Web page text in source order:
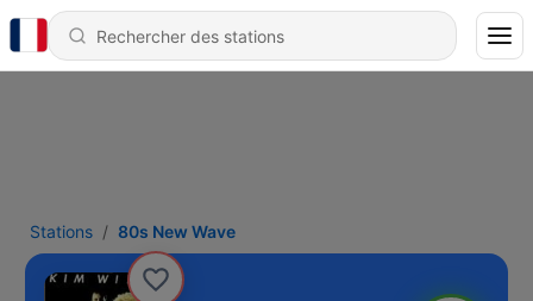
Stations 80s New Wave